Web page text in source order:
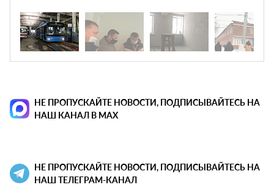
НЕ ПРОПУСКАЙТЕ НОВОСТИ, ПОДПИСЫВАЙТЕСЬ НА
НАШ КАНАЛ В MAX
НЕ ПРОПУСКАЙТЕ НОВОСТИ, ПОДПИСЫВАЙТЕСЬ НА
НАШ ТЕЛЕГРАМ-КАНАЛ